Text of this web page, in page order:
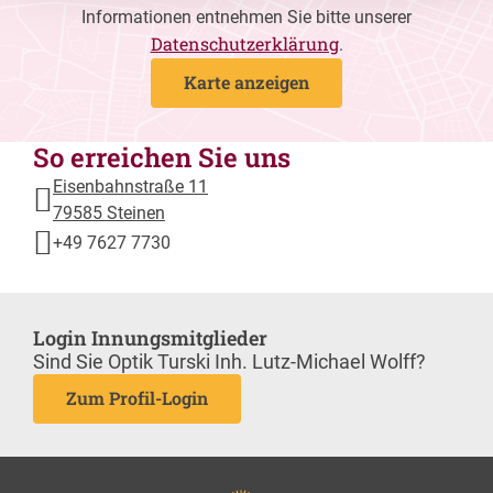
Informationen entnehmen Sie bitte unserer
Datenschutzerklärung.
Karte anzeigen
So erreichen Sie uns
Eisenbahnstraße 11
79585 Steinen
+49 7627 7730
Login Innungsmitglieder
Sind Sie Optik Turski Inh. Lutz-Michael Wolff?
Zum Profil-Login